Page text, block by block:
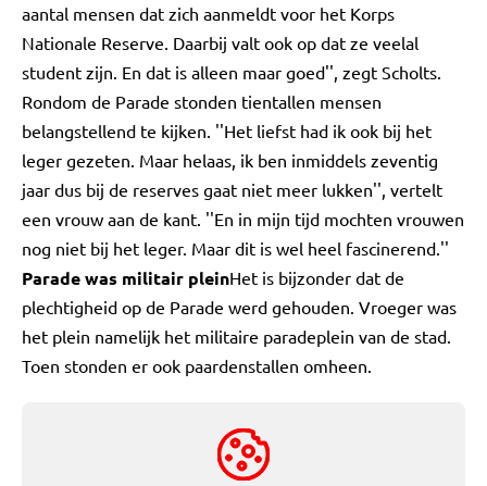
aantal mensen dat zich aanmeldt voor het Korps
Nationale Reserve. Daarbij valt ook op dat ze veelal
student zijn. En dat is alleen maar goed'', zegt Scholts.
Rondom de Parade stonden tientallen mensen
belangstellend te kijken. ''Het liefst had ik ook bij het
leger gezeten. Maar helaas, ik ben inmiddels zeventig
jaar dus bij de reserves gaat niet meer lukken'', vertelt
een vrouw aan de kant. ''En in mijn tijd mochten vrouwen
nog niet bij het leger. Maar dit is wel heel fascinerend.''
Parade was militair pleinHet is bijzonder dat de
plechtigheid op de Parade werd gehouden. Vroeger was
het plein namelijk het militaire paradeplein van de stad.
Toen stonden er ook paardenstallen omheen.